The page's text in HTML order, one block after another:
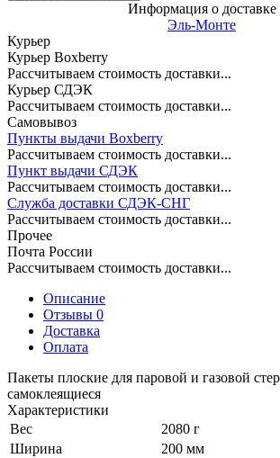
Информация о доставке
Эль-Монте
Курьер
Курьер Boxberry
Рассчитываем стоимость доставки...
Курьер СДЭК
Рассчитываем стоимость доставки...
Самовывоз
Пункты выдачи Boxberry
Рассчитываем стоимость доставки...
Пункт выдачи СДЭК
Рассчитываем стоимость доставки...
Служба доставки СДЭК-СНГ
Рассчитываем стоимость доставки...
Прочее
Почта России
Рассчитываем стоимость доставки...
Описание
Отзывы 0
Доставка
Оплата
Пакеты плоские для паровой и газовой
самоклеящиеся
Характеристики
Вес
2080 г
Ширина
200 мм